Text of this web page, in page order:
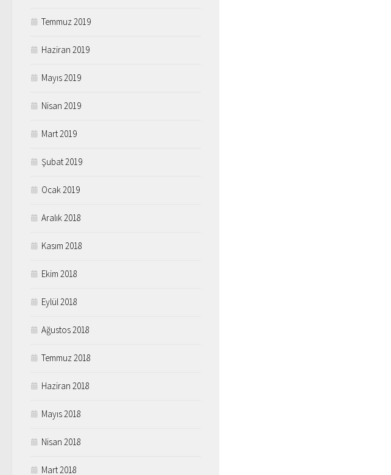
Temmuz 2019
Haziran 2019
Mayıs 2019
Nisan 2019
Mart 2019
Şubat 2019
Ocak 2019
Aralık 2018
Kasım 2018
Ekim 2018
Eylül 2018
Ağustos 2018
Temmuz 2018
Haziran 2018
Mayıs 2018
Nisan 2018
Mart 2018